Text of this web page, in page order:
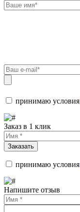
принимаю условия
Заказ в 1 клик
Заказать
принимаю условия
Напишите отзыв